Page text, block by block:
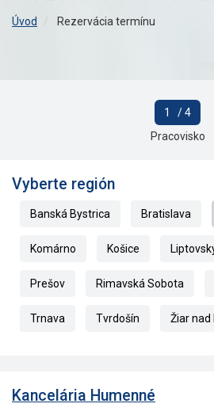
Úvod Rezervácia termínu
1
/ 4
Pracovisko
Vyberte región
Banská Bystrica Bratislava
Komárno Košice
Prešov Rimavská Sobota
Trnava Tvrdošín Žiar nad
Kancelária Humenné